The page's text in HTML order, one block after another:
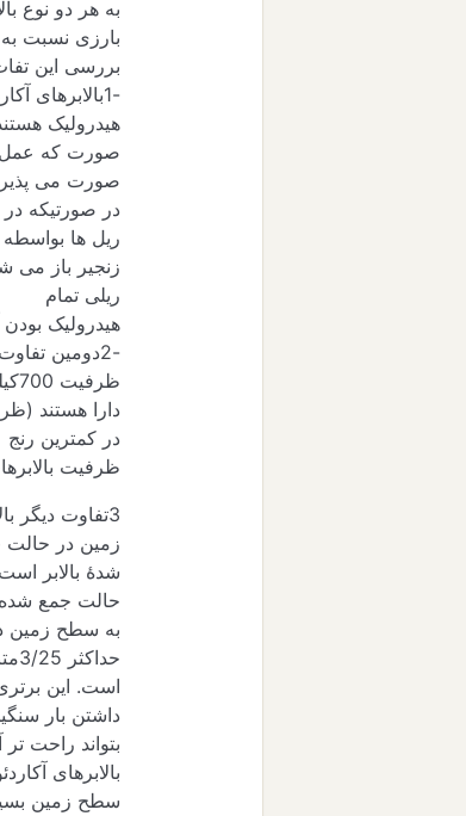
به هر دو نوع
بارزی نسبت
بررسی این
-
1بالابرهای
هیدرولیک
صورت که عمل
صورت می
در صورتیکه
ریل ها بواسطه
زنجیر باز می
ریلی تمام
هیدرولیک
-
2دومین تفاوت
ظرفیت 700
دارا هستند
در کمترین رنج
ظرفیت
3تفاوت دیگر
زمین در حالت
شدۀ بالابر
حالت جمع
به سطح زمین
حداکثر
3/25
است. این
داشتن بار
بتواند راحت
بالابرهای
سطح زمین